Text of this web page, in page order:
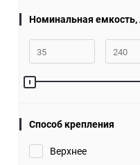
Номинальная емкость,
Способ крепления
Верхнее